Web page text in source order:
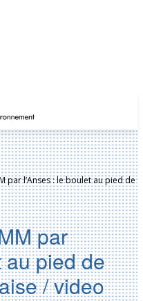
par l’Anses : le boulet au pied de
par
au pied de
/ video